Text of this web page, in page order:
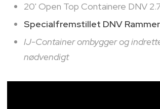
20' Open Top Containere DNV
Specialfremstillet DNV Rammer
IJ-Container ombygger og
nødvendigt